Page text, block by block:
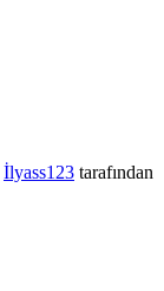
İlyass123 tarafından